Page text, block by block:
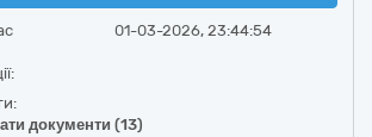
01-03-2026, 23:44:54
документи (13)